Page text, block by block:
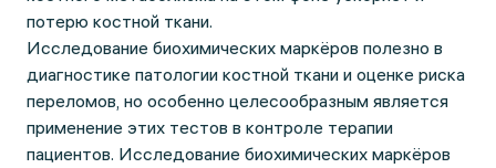
потерю костной ткани.
Исследование биохимических маркёров полезно в
диагностике патологии костной ткани и оценке риска
переломов, но особенно целесообразным является
применение этих тестов в контроле терапии
пациентов. Исследование биохимических маркёров